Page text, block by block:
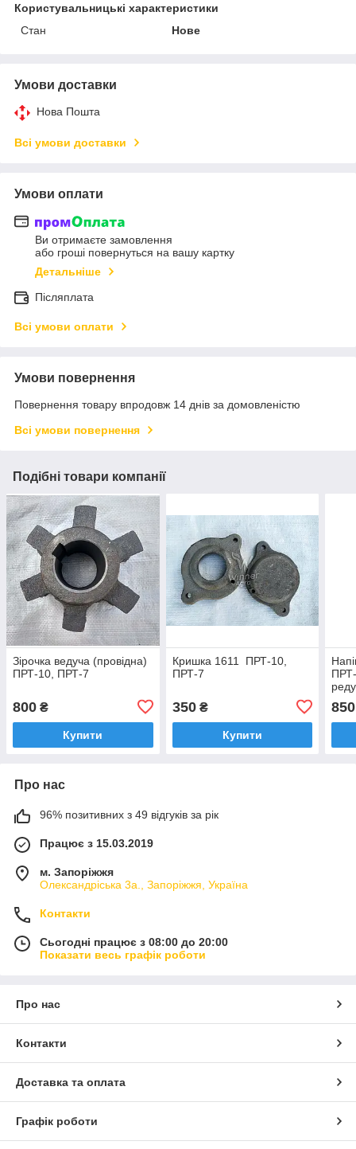
Користувальницькі характеристики
Стан
Нове
Умови доставки
Нова Пошта
Всі умови доставки
Умови оплати
Ви отримаєте замовлення
або гроші повернуться на вашу картку
Детальніше
Післяплата
Всі умови оплати
Умови повернення
Повернення товару впродовж 14 днів за домовленістю
Всі умови повернення
Подібні товари компанії
Зірочка ведуча (провідна)
ПРТ-10, ПРТ-7
800 ₴
Купити
Кришка 1611 ПРТ-10,
ПРТ-7
350₴
Купити
850
Про нас
96% позитивних з 49 відгуків за рік
Працює з 15.03.2019
м. Запоріжжя
Олександріська 3а., Запоріжжя, Україна
Контакти
Сьогодні працює з 08:00 до 20:00
Показати весь графік роботи
Про нас
Контакти
Доставка та оплата
Графік роботи